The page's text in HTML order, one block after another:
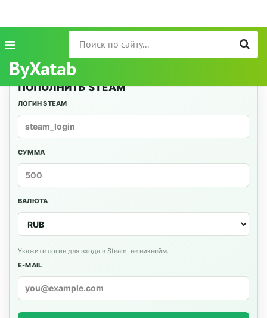
ByXatab
ПОПОЛНИТЬ STEAM
ЛОГИН STEAM
СУММА
ВАЛЮТА
Укажите логин для входа в Steam, не никнейм.
E-MAIL